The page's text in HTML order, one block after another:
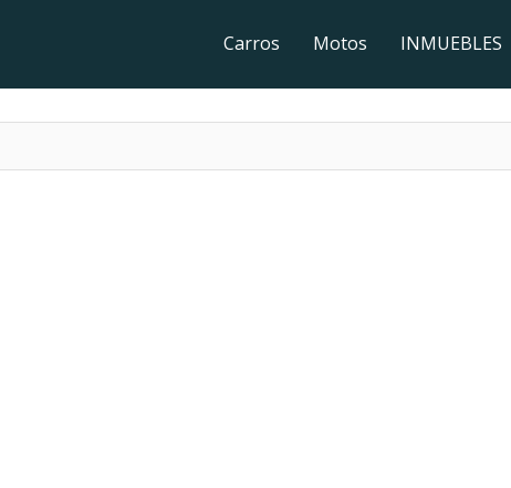
Carros Motos INMUEBLES